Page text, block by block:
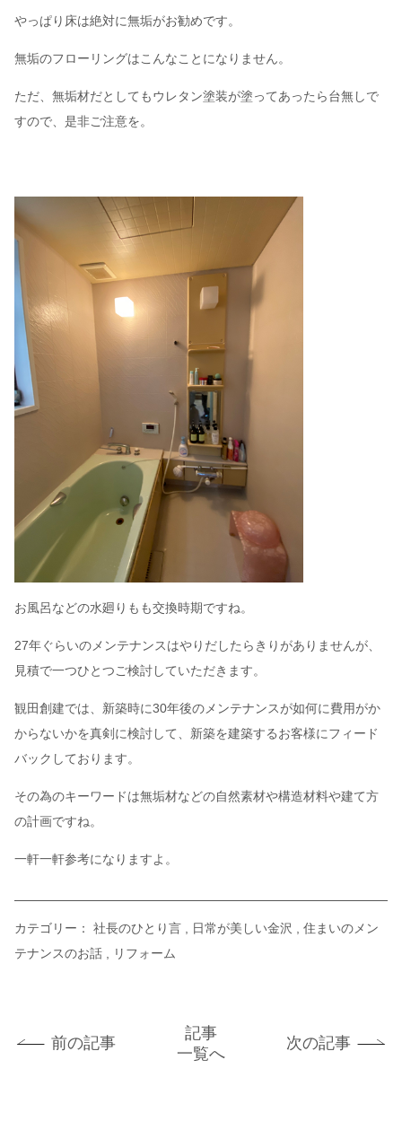
やっぱり床は絶対に無垢がお勧めです。
無垢のフローリングはこんなことになりません。
ただ、無垢材だとしてもウレタン塗装が塗ってあったら台無しで
すので、是非ご注意を。
お風呂などの水廻りもも交換時期ですね。
27年ぐらいのメンテナンスはやりだしたらきりがありませんが、
見積で一つひとつご検討していただきます。
観田創建では、新築時に30年後のメンテナンスが如何に費用がか
からないかを真剣に検討して、新築を建築するお客様にフィード
バックしております。
その為のキーワードは無垢材などの自然素材や構造材料や建て方
の計画ですね。
一軒一軒参考になりますよ。
カテゴリー： 社長のひとり言 日常が美しい金沢
住まいのメン
テナンスのお話
リフォーム
前の記事
記事
一覧へ
次の記事